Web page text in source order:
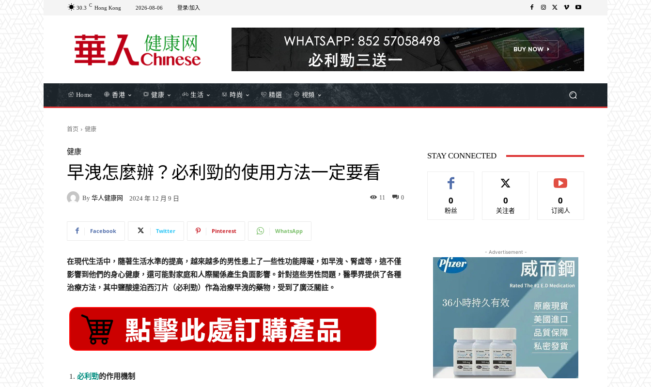
30.3 C Hong Kong 2026-08-06 登录/加入
Home 香港 健康 生活 時尚 精選 視頻
首页 健康
健康
早洩怎麼辦？必利勁的使用方法一定要看
By 华人健康网 2024 年 12 月 9 日 0
11
Facebook Twitter Pinterest WhatsApp
在現代生活中，隨著生活水準的提高，越來越多的男性患上了一些性功能障礙，如早洩、腎虛等，這不僅
影響到他們的身心健康，還可能對家庭和人際關係產生負面影響。針對這些男性問題，醫學界提供了各種
治療方法，其中鹽酸達泊西汀片（必利勁）作為治療早洩的藥物，受到了廣泛關註。
必利勁的作用機制
STAY CONNECTED
0
粉丝
0
关注者
0
订阅人
- Advertisement -